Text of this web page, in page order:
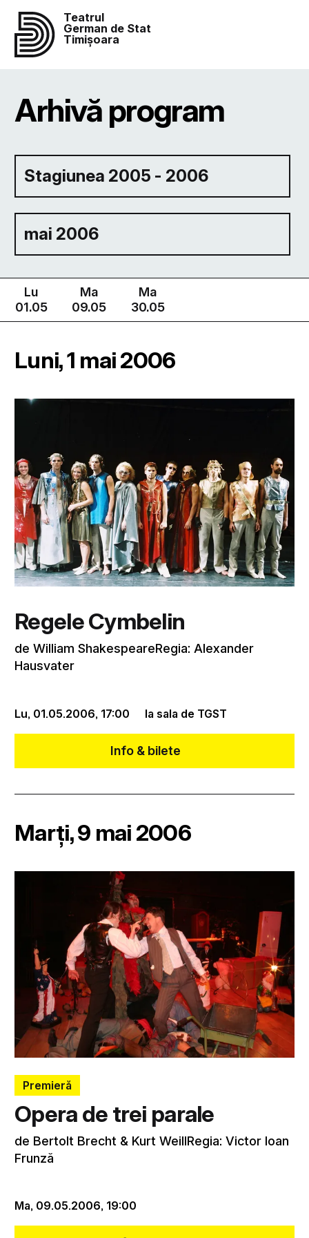
Teatrul
German de Stat
Timișoara
Arhivă program
Stagiunea 2005 - 2006
mai 2006
Lu
01.05
Ma
09.05
Ma
30.05
Luni, 1 mai 2006
Lu, 01.05.2006, 17:00 la sala de TGST
Regele Cymbelin
de William ShakespeareRegia: Alexander
Hausvater
Info & bilete
Marți, 9 mai 2006
Ma, 09.05.2006, 19:00
Premieră
Opera de trei parale
de Bertolt Brecht & Kurt WeillRegia: Victor Ioan
Frunză